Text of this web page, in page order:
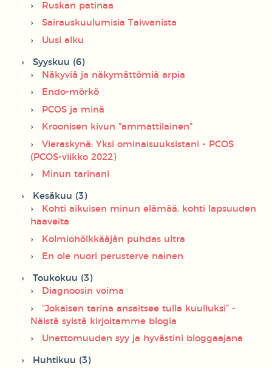
Ruskan patinaa
Sairauskuulumisia Taiwanista
Uusi alku
Syyskuu (6)
Näkyviä ja näkymättömiä arpia
Endo-mörkö
PCOS ja minä
Kroonisen kivun "ammattilainen"
Vieraskynä: Yksi ominaisuuksistani - PCOS
(PCOS-viikko 2022)
Minun tarinani
Kesäkuu (3)
Kohti aikuisen minun elämää, kohti lapsuuden
haaveita
Kolmiohölkkääjän puhdas ultra
En ole nuori perusterve nainen
Toukokuu (3)
Diagnoosin voima
“Jokaisen tarina ansaitsee tulla kuulluksi” -
Näistä syistä kirjoitamme blogia
Unettomuuden syy ja hyvästini bloggaajana
Huhtikuu (3)